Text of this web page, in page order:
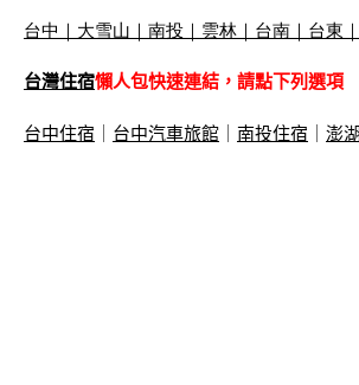
台中 大雪山 南投 雲林 台南 台東
台灣住宿懶人包快速連結，請點下列選項
台中住宿 台中汽車旅館 南投住宿 澎